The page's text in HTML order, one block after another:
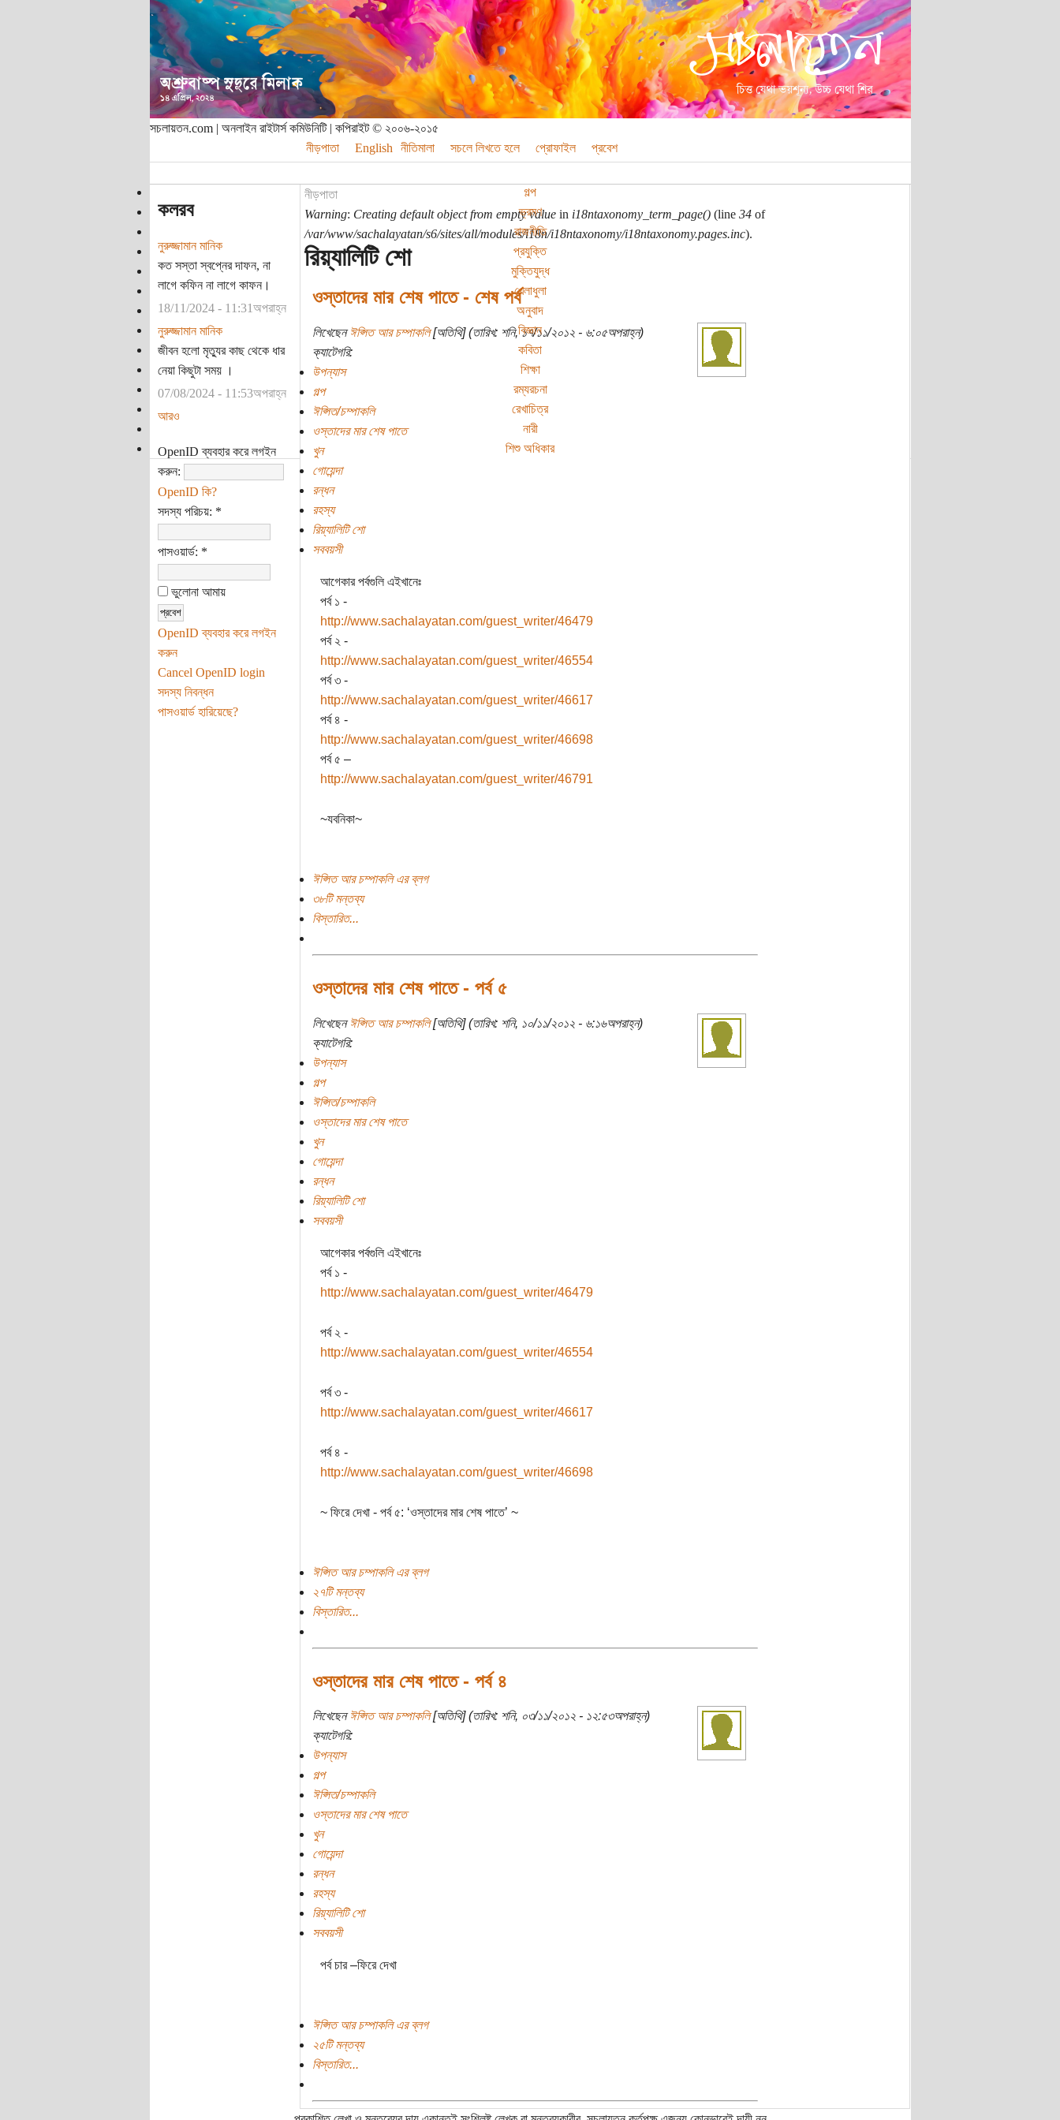
সচলায়তন.com | অনলাইন রাইটার্স কমিউনিটি | কপিরাইট © ২০০৬-২০১৫
নীড়পাতা
English নীতিমালা সচলে লিখতে হলে প্রোফাইল প্রবেশ
গল্প
ভ্রমণ
রাজনীতি
প্রযুক্তি
মুক্তিযুদ্ধ
খেলাধুলা
অনুবাদ
বিজ্ঞান
কবিতা
শিক্ষা
রম্যরচনা
রেখাচিত্র
নারী
শিশু অধিকার
কলরব
নুরুজ্জামান মানিক
কত সস্তা স্বপ্নের দাফন, না
লাগে কফিন না লাগে কাফন।
18/11/2024 - 11:31অপরাহ্ন
নুরুজ্জামান মানিক
জীবন হলো মৃত্যুর কাছ থেকে ধার
নেয়া কিছুটা সময় ।
07/08/2024 - 11:53অপরাহ্ন
আরও
OpenID ব্যবহার করে লগইন
করুন:
OpenID কি?
সদস্য পরিচয়: *
পাসওয়ার্ড: *
ভুলোনা আমায়
OpenID ব্যবহার করে লগইন
করুন
Cancel OpenID login
সদস্য নিবন্ধন
পাসওয়ার্ড হারিয়েছে?
নীড়পাতা
Warning: Creating default object from empty valuein i18ntaxonomy_term_page()(line 34of
/var/www/sachalayatan/s6/sites/all/modules/i18n/i18ntaxonomy/i18ntaxonomy.pages.inc).
রিয়্যালিটি শো
ওস্তাদের মার শেষ পাতে - শেষ পর্ব
লিখেছেনঈপ্সিত আর চম্পাকলি[অতিথি] (তারিখ: শনি, ১৭/১১/২০১২ - ৬:০৫অপরাহ্ন)
ক্যাটেগরি:
উপন্যাস
গল্প
ঈপ্সিত/চম্পাকলি
ওস্তাদের মার শেষ পাতে
খুন
গোয়েন্দা
রন্ধন
রহস্য
রিয়্যালিটি শো
সববয়সী
আগেকার পর্বগুলি এইখানেঃ
পর্ব ১ -
http://www.sachalayatan.com/guest_writer/46479
পর্ব ২ -
http://www.sachalayatan.com/guest_writer/46554
পর্ব ৩ -
http://www.sachalayatan.com/guest_writer/46617
পর্ব ৪ -
http://www.sachalayatan.com/guest_writer/46698
পর্ব ৫ –
http://www.sachalayatan.com/guest_writer/46791
~যবনিকা~
ঈপ্সিত আর চম্পাকলি এর ব্লগ
৩৮টি মন্তব্য
বিস্তারিত...
ওস্তাদের মার শেষ পাতে - পর্ব ৫
লিখেছেনঈপ্সিত আর চম্পাকলি[অতিথি] (তারিখ: শনি, ১০/১১/২০১২ - ৬:১৬অপরাহ্ন)
ক্যাটেগরি:
উপন্যাস
গল্প
ঈপ্সিত/চম্পাকলি
ওস্তাদের মার শেষ পাতে
খুন
গোয়েন্দা
রন্ধন
রিয়্যালিটি শো
সববয়সী
আগেকার পর্বগুলি এইখানেঃ
পর্ব ১ -
http://www.sachalayatan.com/guest_writer/46479
পর্ব ২ -
http://www.sachalayatan.com/guest_writer/46554
পর্ব ৩ -
http://www.sachalayatan.com/guest_writer/46617
পর্ব ৪ -
http://www.sachalayatan.com/guest_writer/46698
~ ফিরে দেখা - পর্ব ৫: ‘ওস্তাদের মার শেষ পাতে’ ~
ঈপ্সিত আর চম্পাকলি এর ব্লগ
২৭টি মন্তব্য
বিস্তারিত...
ওস্তাদের মার শেষ পাতে - পর্ব ৪
লিখেছেনঈপ্সিত আর চম্পাকলি[অতিথি] (তারিখ: শনি, ০৩/১১/২০১২ - ১২:৫৩অপরাহ্ন)
ক্যাটেগরি:
উপন্যাস
গল্প
ঈপ্সিত/চম্পাকলি
ওস্তাদের মার শেষ পাতে
খুন
গোয়েন্দা
রন্ধন
রহস্য
রিয়্যালিটি শো
সববয়সী
পর্ব চার –ফিরে দেখা
ঈপ্সিত আর চম্পাকলি এর ব্লগ
২৫টি মন্তব্য
বিস্তারিত...